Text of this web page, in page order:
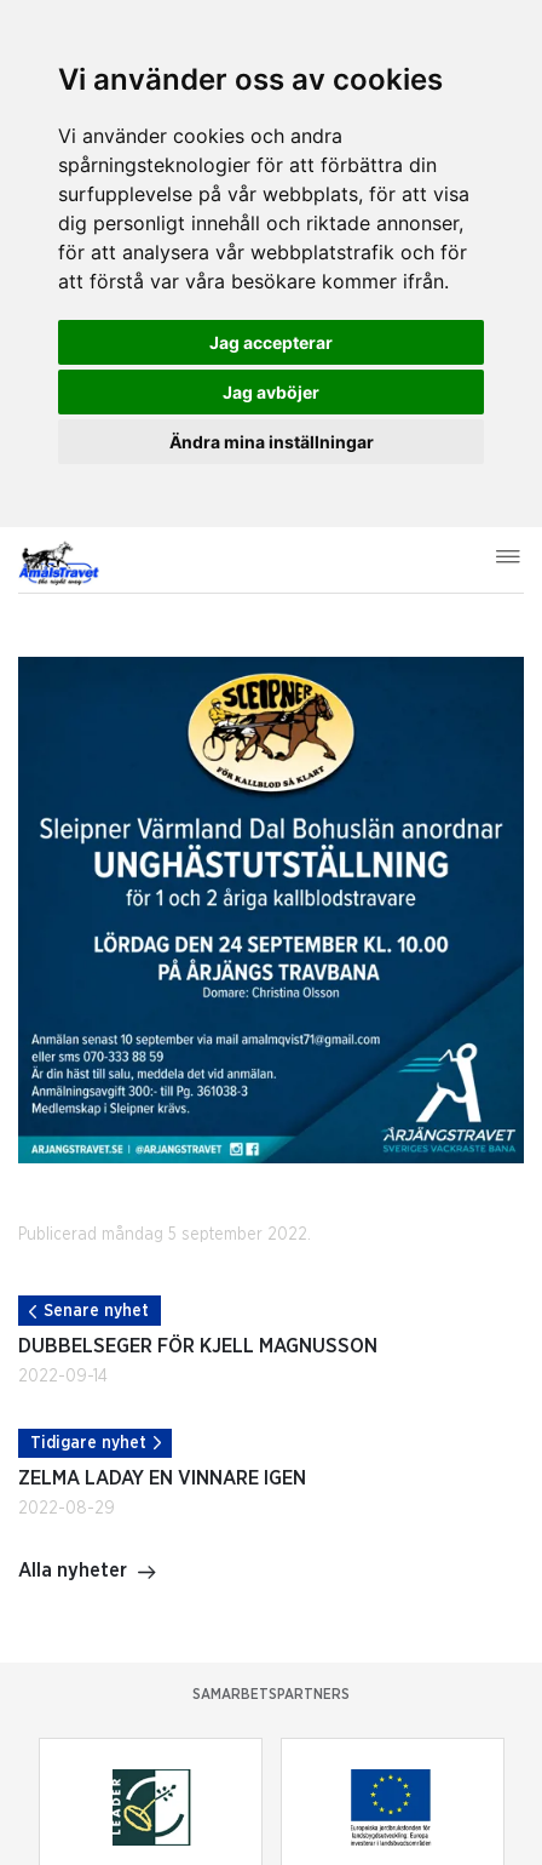
Vi använder oss av cookies
Vi använder cookies och andra
spårningsteknologier för att förbättra din
surfupplevelse på vår webbplats, för att visa
dig personligt innehåll och riktade annonser,
för att analysera vår webbplatstrafik och för
att förstå var våra besökare kommer ifrån.
Jag accepterar
Jag avböjer
Ändra mina inställningar
Publicerad måndag 5 september 2022.
Senare nyhet
DUBBELSEGER FÖR KJELL MAGNUSSON
2022-09-14
Tidigare nyhet
ZELMA LADAY EN VINNARE IGEN
2022-08-29
Alla nyheter
SAMARBETSPARTNERS